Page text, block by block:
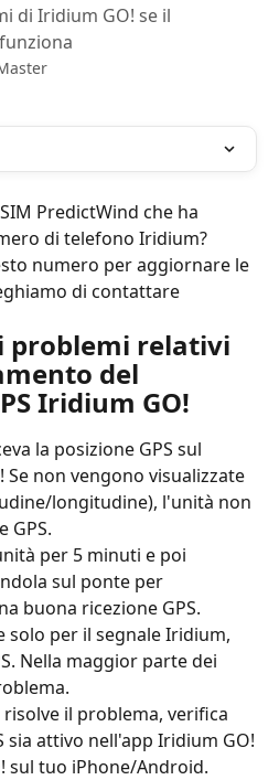
di Iridium GO! se il
PredictWind che ha
di telefono Iridium?
numero per aggiornare le
di contattare
problemi relativi
del
Iridium GO!
la posizione GPS sul
Se non vengono visualizzate
longitudine), l'unità non
GPS.
per 5 minuti e poi
sul ponte per
buona ricezione GPS.
solo per il segnale Iridium,
Nella maggior parte dei
il problema, verifica
sia attivo nell'app Iridium GO!
sul tuo iPhone/Android.